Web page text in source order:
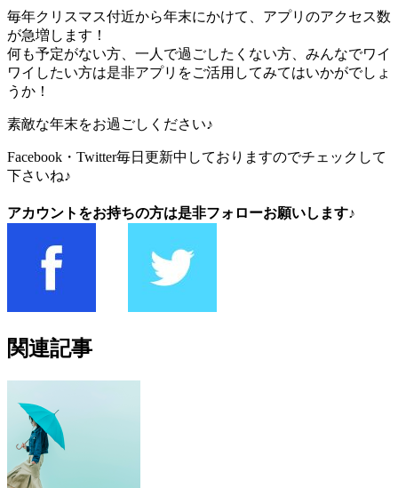
毎年クリスマス付近から年末にかけて、アプリのアクセス数
が急増します！
何も予定がない方、一人で過ごしたくない方、みんなでワイ
ワイしたい方は是非アプリをご活用してみてはいかがでしょ
うか！
素敵な年末をお過ごしください♪
Facebook・Twitter毎日更新中しておりますのでチェックして
下さいね♪
アカウントをお持ちの方は是非フォローお願いします♪
関連記事